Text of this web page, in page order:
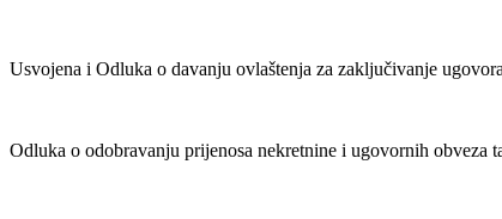
Usvojena i Odluka o davanju ovlaštenja za zaključivanje
Odluka o odobravanju prijenosa nekretnine i ugovornih obveza